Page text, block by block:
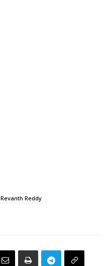
Revanth Reddy